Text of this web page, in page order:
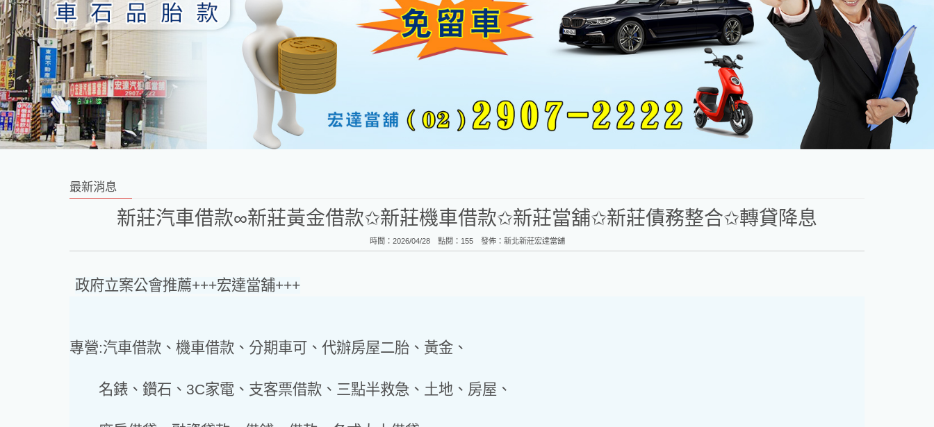
最新消息
新莊汽車借款∞新莊黃金借款✩新莊機車借款✩新莊當舖✩新莊債務整合✩轉貸降息
時間：2026/04/28 點閱：155 發佈： 新北新莊宏達當舖
政府立案公會推薦+++宏達當舖+++
專營:汽車借款、機車借款、分期車可、代辦房屋二胎、黃金、
名錶、鑽石、3C家電、支客票借款、三點半救急、土地、房屋、